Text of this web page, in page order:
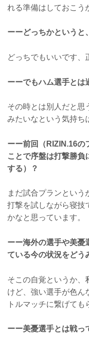
れる準備はしておこう
ーーどっちかというと
どっちでもいいです、
ーーでもハム選手とは
その時とは別人だと思
みたいなという気持ち
ーー前回（RIZIN.16の
ことで序盤は打撃勝負
する）？
まだ試合プランという
打撃を試しながら寝技
かなと思っています。
ーー海外の選手や美憂
ている今の状況をどう
そこの自覚というか、
けど、強い選手が色ん
トルマッチに繋げても
ーー美憂選手とは戦っ